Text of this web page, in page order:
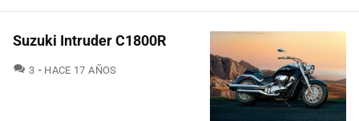
Suzuki Intruder C1800R
3 COMENTARIOS
HACE 17 AÑOS